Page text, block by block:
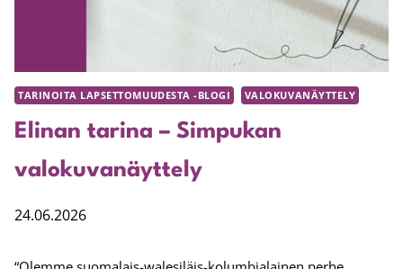
TARINOITA LAPSETTOMUUDESTA -BLOGI VALOKUVANÄYTTELY
Elinan tarina – Simpukan
valokuvanäyttely
24.06.2026